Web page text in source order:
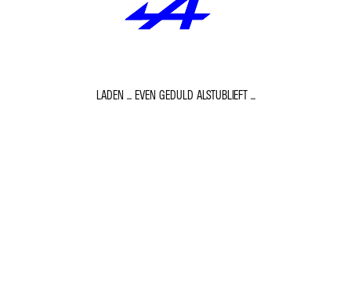
LADEN ... EVEN GEDULD ALSTUBLIEFT ...